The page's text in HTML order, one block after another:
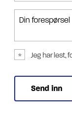
Din forespørsel
Jeg har lest,